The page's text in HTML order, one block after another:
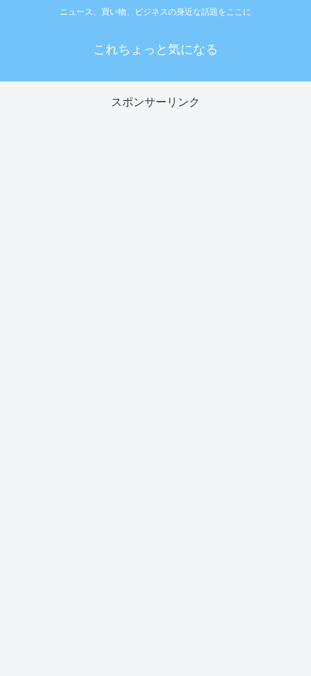
ニュース、買い物、ビジネスの身近な話題をここに
これちょっと気になる
スポンサーリンク